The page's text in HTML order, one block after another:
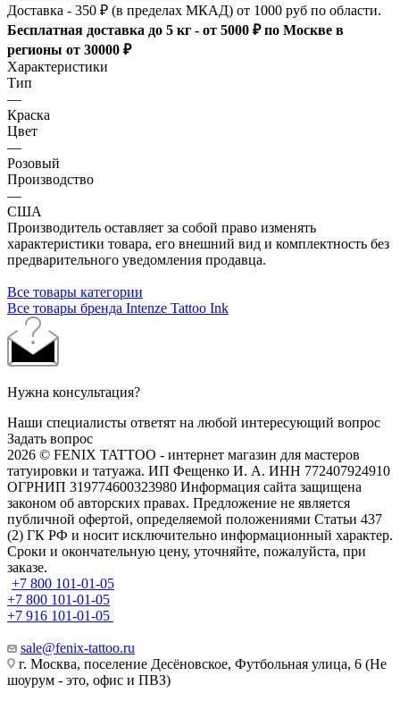
Доставка - 350 ₽ (в пределах МКАД) от 1000 руб по области.
Бесплатная доставка до 5 кг - от 5000 ₽ по Москве в
регионы от 30000 ₽
Характеристики
Тип
—
Краска
Цвет
—
Розовый
Производство
—
США
Производитель оставляет за собой право изменять
характеристики товара, его внешний вид и комплектность без
предварительного уведомления продавца.
Все товары категории
Все товары бренда Intenze Tattoo Ink
Нужна консультация?
Наши специалисты ответят на любой интересующий вопрос
Задать вопрос
2026 © FENIX TATTOO - интернет магазин для мастеров
татуировки и татуажа. ИП Фещенко И. А. ИНН 772407924910
ОГРНИП 319774600323980 Информация сайта защищена
законом об авторских правах. Предложение не является
публичной офертой, определяемой положениями Статьи 437
(2) ГК РФ и носит исключительно информационный характер.
Сроки и окончательную цену, уточняйте, пожалуйста, при
заказе.
+7 800 101-01-05
+7 800 101-01-05
+7 916 101-01-05
sale@fenix-tattoo.ru
г. Москва, поселение Десёновское, Футбольная улица, 6 (Не
шоурум - это, офис и ПВЗ)